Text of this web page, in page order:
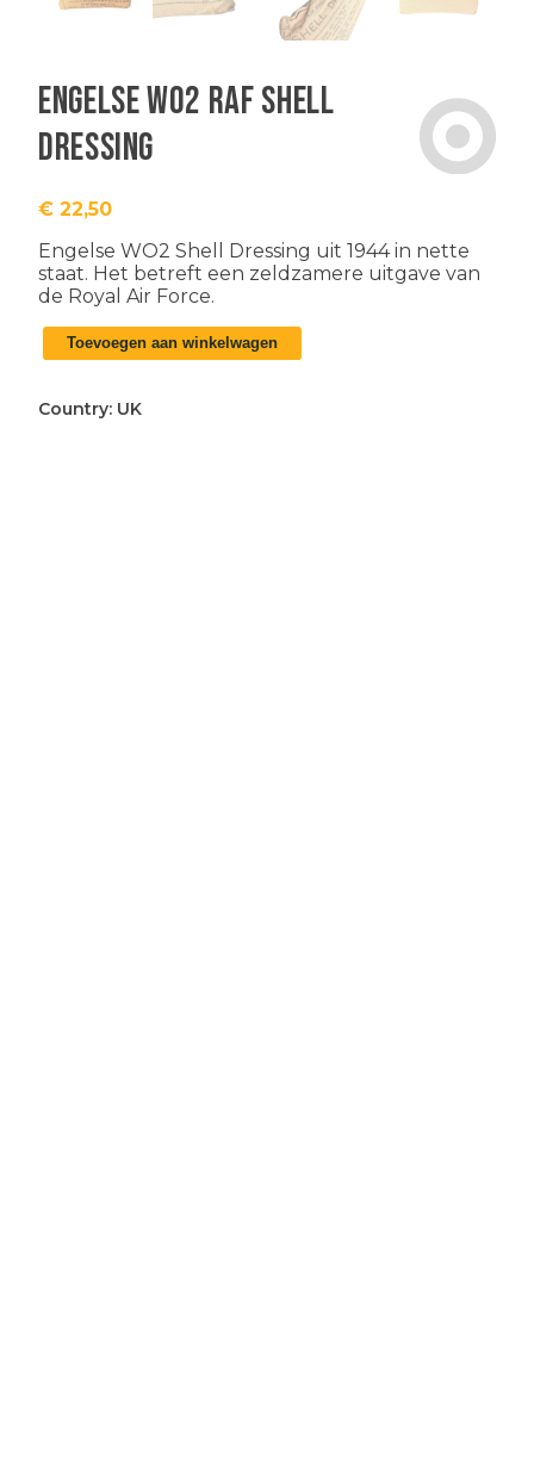
Engelse WO2 RAF Shell
Dressing
€ 22,50
Engelse WO2 Shell Dressing uit 1944 in nette
staat. Het betreft een zeldzamere uitgave van
de Royal Air Force.
Engelse
WO2
Shell
Toevoegen aan winkelwagen
Country: UK